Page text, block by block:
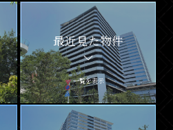
最近見た物件
一覧を表示